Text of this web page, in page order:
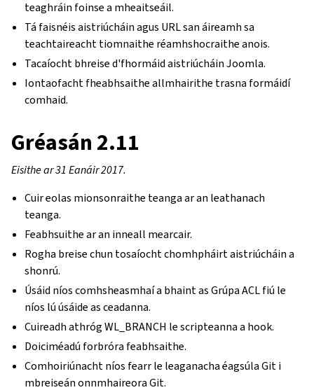
teaghráin foinse a mheaitseáil.
Tá faisnéis aistriúcháin agus URL san áireamh sa
teachtaireacht tiomnaithe réamhshocraithe anois.
Tacaíocht bhreise d'fhormáid aistriúcháin Joomla.
Iontaofacht fheabhsaithe allmhairithe trasna formáidí
comhaid.
Gréasán 2.11
Eisithe ar 31 Eanáir 2017.
Cuir eolas mionsonraithe teanga ar an leathanach
teanga.
Feabhsuithe ar an inneall mearcair.
Rogha breise chun tosaíocht chomhpháirt aistriúcháin a
shonrú.
Úsáid níos comhsheasmhaí a bhaint as Grúpa ACL fiú le
níos lú úsáide as ceadanna.
Cuireadh athróg WL_BRANCH le scripteanna a hook.
Doiciméadú forbróra feabhsaithe.
Comhoiriúnacht níos fearr le leaganacha éagsúla Git i
mbreiseán onnmhaireora Git.